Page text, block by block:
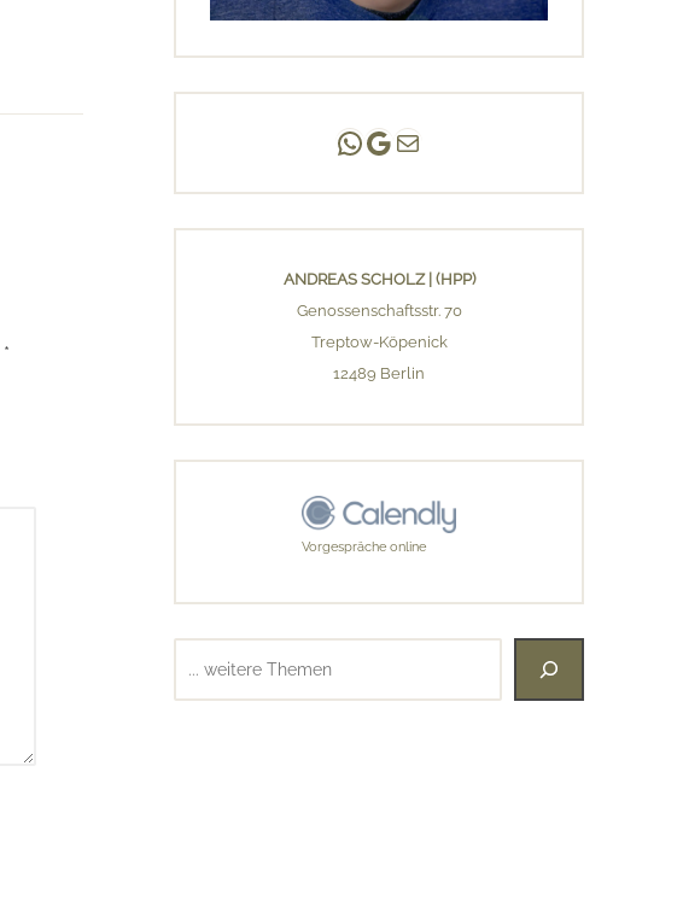
*
Andreas Scholz | (HPP)
Praxis Adlershof
E-Mail an mich ...
ANDREAS SCHOLZ | (HPP)
Genossenschaftsstr. 70
Treptow-Köpenick
12489 Berlin
Vorgespräche online